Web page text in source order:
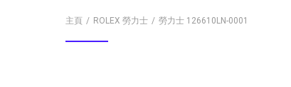
主頁 ROLEX 勞力士 勞力士 126610LN-0001